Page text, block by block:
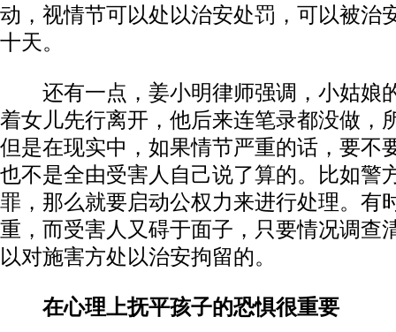
动，视情节可以处以治安处罚，可以被治
十天。
还有一点，姜小明律师强调，小姑娘
着女儿先行离开，他后来连笔录都没做，
但是在现实中，如果情节严重的话，要不
也不是全由受害人自己说了算的。比如警
罪，那么就要启动公权力来进行处理。有
重，而受害人又碍于面子，只要情况调查
以对施害方处以治安拘留的。
在心理上抚平孩子的恐惧很重要